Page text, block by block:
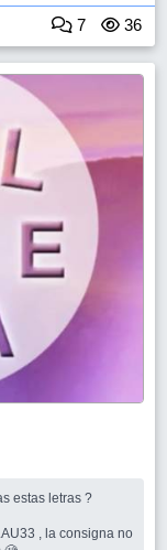
7 36
estas letras ?